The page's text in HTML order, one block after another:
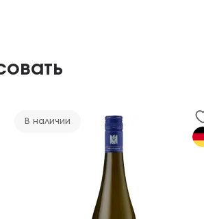
В наличии